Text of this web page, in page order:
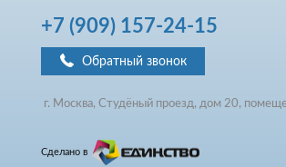
+7 (909) 157-24-15
Обратный звонок
г. Москва, Студёный проезд, дом 20,
Сделано в